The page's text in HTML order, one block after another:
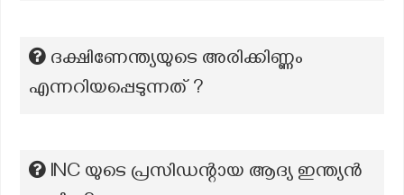
ദക്ഷിണേന്ത്യയുടെ അരിക്കിണ്ണം
എന്നറിയപ്പെടുന്നത് ?
INC യുടെ പ്രസിഡന്റായ ആദ്യ ഇന്ത്യൻ